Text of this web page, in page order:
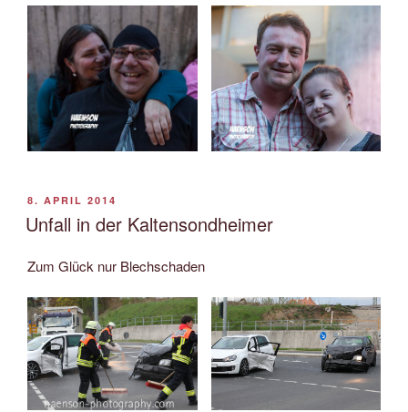
VERÖFFENTLICHT
AM
8. APRIL 2014
Unfall in der Kaltensondheimer
Zum Glück nur Blechschaden